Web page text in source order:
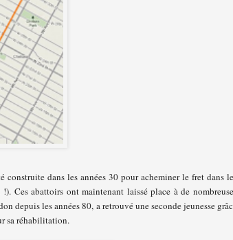
dans les années 30 pour acheminer le fret dans
Ces abattoirs ont maintenant laissé place à de
depuis les années 80, a retrouvé une seconde jeunesse
sa réhabilitation.